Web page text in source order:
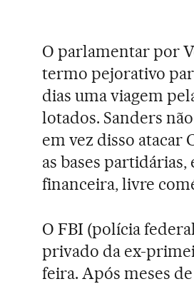
O parlamentar por
termo pejorativo
dias uma viagem
lotados. Sanders
em vez disso atacar
as bases
financeira, livre
O FBI (polícia
privado da ex-
feira. Após meses